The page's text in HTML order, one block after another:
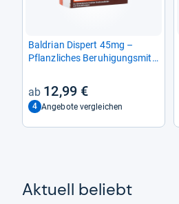
Bal­drian Dispert 45mg –
Pflanz­li­ches Beru­hi­gungs­mit­
12,99 €
4 Angebote vergleichen
Aktu­ell beliebt